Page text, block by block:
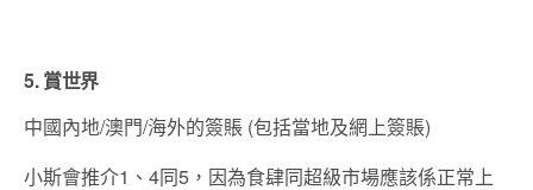
5. 賞世界
中國內地/澳門/海外的簽賬 (包括當地及網上簽賬)
小斯會推介1、4同5，因為食肆同超級市場應該係正常上